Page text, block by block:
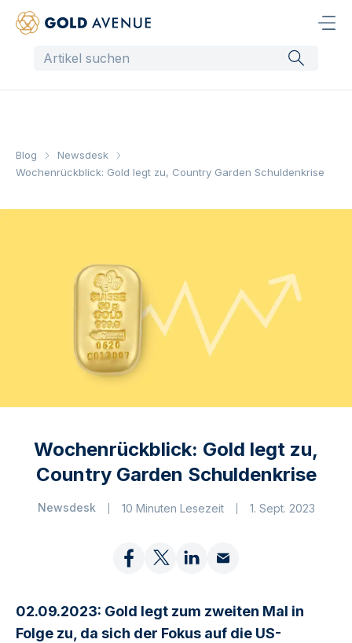
Blog
Newsdesk
Wochenrückblick: Gold legt zu, Country Garden Schuldenkrise
Wochenrückblick: Gold legt zu,
Country Garden Schuldenkrise
Newsdesk 10 Minuten Lesezeit 1. Sept. 2023
02.09.2023: Gold legt zum zweiten Mal in
Folge zu, da sich der Fokus auf die US-